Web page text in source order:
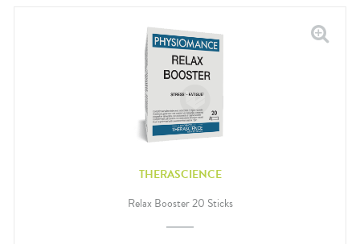
THERASCIENCE
Relax Booster 20 Sticks